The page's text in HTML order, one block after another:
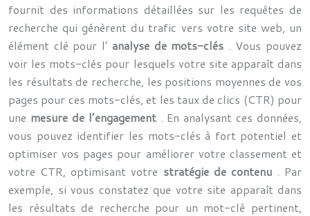
fournit des informations détaillées sur les requêtes de
recherche qui génèrent du trafic vers votre site web, un
élément clé pour l’ analyse de mots-clés . Vous pouvez
voir les mots-clés pour lesquels votre site apparaît dans
les résultats de recherche, les positions moyennes de vos
pages pour ces mots-clés, et les taux de clics (CTR) pour
une mesure de l’engagement . En analysant ces données,
vous pouvez identifier les mots-clés à fort potentiel et
optimiser vos pages pour améliorer votre classement et
votre CTR, optimisant votre stratégie de contenu . Par
exemple, si vous constatez que votre site apparaît dans
les résultats de recherche pour un mot-clé pertinent,